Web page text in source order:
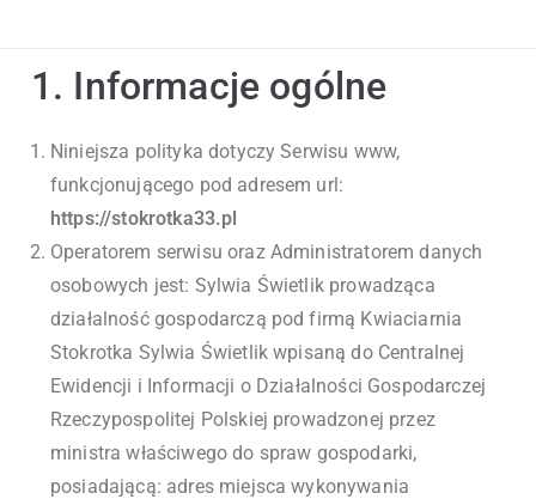
Stokrotka3
wielopokoleniową działająca
w branży ogrodniczej.
1. Informacje ogólne
Niniejsza polityka dotyczy Serwisu www,
funkcjonującego pod adresem url:
https://stokrotka33.pl
Operatorem serwisu oraz Administratorem danych
osobowych jest: Sylwia Świetlik prowadząca
działalność gospodarczą pod firmą Kwiaciarnia
Stokrotka Sylwia Świetlik wpisaną do Centralnej
Ewidencji i Informacji o Działalności Gospodarczej
Rzeczypospolitej Polskiej prowadzonej przez
ministra właściwego do spraw gospodarki,
posiadającą: adres miejsca wykonywania